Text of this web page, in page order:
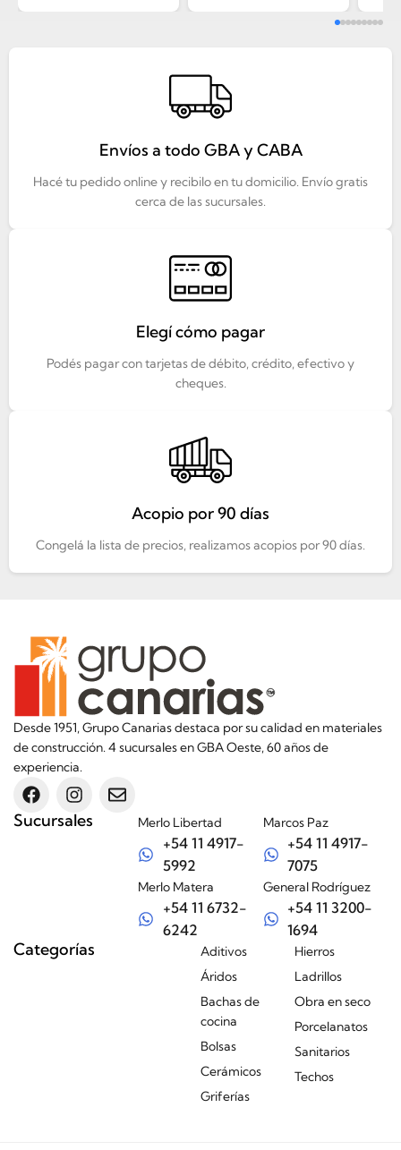
Envíos a todo GBA y CABA
Hacé tu pedido online y recibilo en tu domicilio. Envío gratis
cerca de las sucursales.
Elegí cómo pagar
Podés pagar con tarjetas de débito, crédito, efectivo y
cheques.
Acopio por 90 días
Congelá la lista de precios, realizamos acopios por 90 días.
Desde 1951, Grupo Canarias destaca por su calidad en materiales
de construcción. 4 sucursales en GBA Oeste, 60 años de
experiencia.
Sucursales Merlo Libertad
+54 11 4917-
5992
Merlo Matera
+54 11 6732-
6242
Marcos Paz
+54 11 4917-
7075
General Rodríguez
+54 11 3200-
1694
Categorías
Aditivos
Áridos
Bachas de
cocina
Bolsas
Cerámicos
Griferías
Hierros
Ladrillos
Obra en seco
Porcelanatos
Sanitarios
Techos